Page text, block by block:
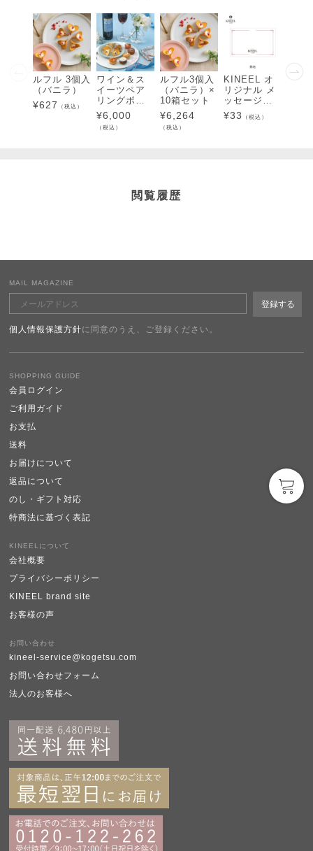
ルフル 3個入
（バニラ）
¥627 （税込）
ワイン＆ス
イーツペア
リングボッ
クス
¥6,000
（税込）
ルフル3個入
（バニラ）×
10箱セット
¥6,264
（税込）
KINEEL オ
リジナル メ
ッセージカ
ード（無
地）
¥33 （税込）
閲覧履歴
SHOPPING GUIDE
会員ログイン
ご利用ガイド
お支払
送料
お届けについて
返品について
のし・ギフト対応
特商法に基づく表記
KINEELについて
会社概要
プライバシーポリシー
KINEEL brand site
お客様の声
お問い合わせ
kineel-service@kogetsu.com
お問い合わせフォーム
法人のお客様へ
MAIL MAGAZINE
個人情報保護方針に同意のうえ、ご登録ください。